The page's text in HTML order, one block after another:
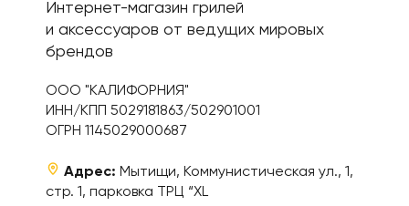
Интернет-магазин грилей
и аксессуаров от ведущих мировых
брендов
ООО "КАЛИФОРНИЯ"
ИНН/КПП 5029181863/502901001
ОГРН 1145029000687
Адрес: Мытищи, Коммунистическая ул., 1,
стр. 1, парковка ТРЦ “XL